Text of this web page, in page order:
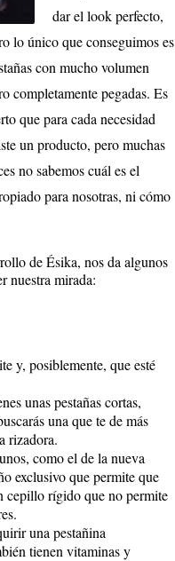
dar el look perfecto,
lo único que conseguimos es
con mucho volumen
completamente pegadas. Es
que para cada necesidad
un producto, pero muchas
no sabemos cuál es el
para nosotras, ni cómo
de Ésika, nos da algunos
nuestra mirada:
y, posiblemente, que esté
unas pestañas cortas,
una que te de más
rizadora.
como el de la nueva
exclusivo que permite que
cepillo rígido que no permite
una pestañina
tienen vitaminas y